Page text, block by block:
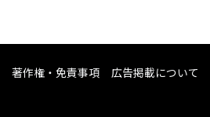
著作権・免責事項 広告掲載について